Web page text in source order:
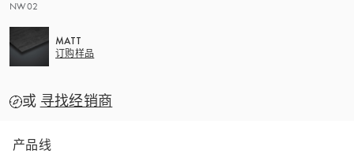
NW02
MATT
订购样品
或 寻找经销商
产品线